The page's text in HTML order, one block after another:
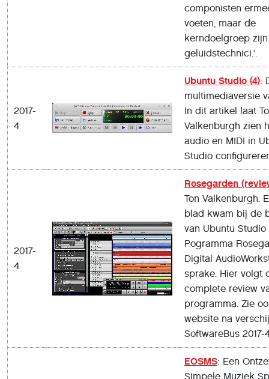
componisten
voeten, maar de
kerndoelgroep
geluidstechnici.’.
2017-
4
Ubuntu Studio (4):
multimediaversie
In dit artikel laat
Valkenburgh zien
audio en MIDI in
Studio
2017-
4
Rosegarden
Ton Valkenburgh.
blad kwam bij de
van Ubuntu
Pogramma
Digital
sprake. Hier volgt
complete review
programma. Zie
website na
SoftwareBus 2017-
EOSMS: Een
Simpele Muziek